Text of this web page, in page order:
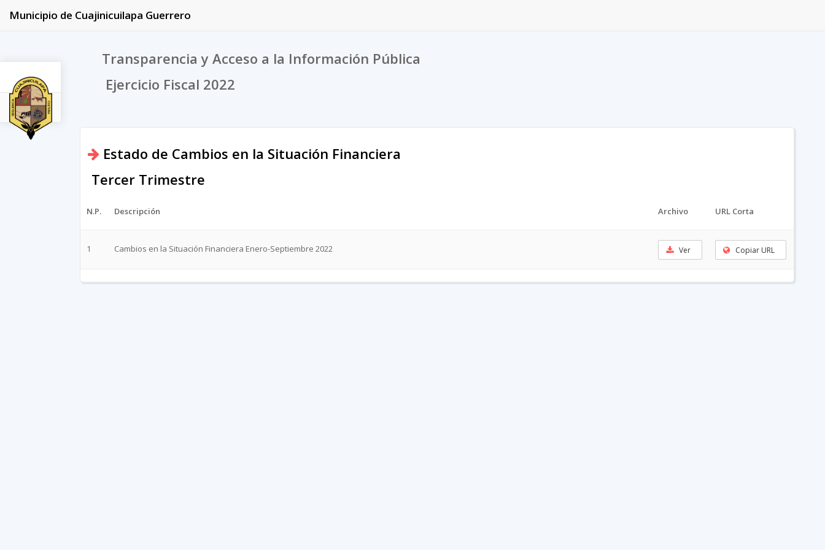
2022
Municipio de Cuajinicuilapa Guerrero
Transparencia y Acceso a la Información Pública
Ejercicio Fiscal 2022
Estado de Cambios en la Situación Financiera
Tercer Trimestre
N.P. Descripción Archivo URL Corta
1 Cambios en la Situación Financiera Enero-Septiembre 2022 Ver Copiar URL